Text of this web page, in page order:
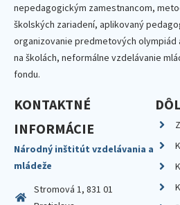
nepedagogickým zamestnancom,
školských zariadení, aplikovaný
organizovanie predmetových
na školách, neformálne vzdelávanie
fondu.
KONTAKTNÉ
INFORMÁCIE
Národný inštitút vzdelávania a
mládeže
Stromová 1, 831 01